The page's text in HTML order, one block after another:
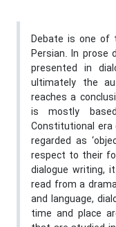
Debate is one of
Persian. In prose
presented in
ultimately the
reaches a
is mostly
Constitutional
regarded as
respect to their
dialogue writing,
read from a
and language,
time and place